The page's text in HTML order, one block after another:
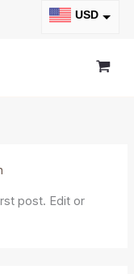
USD
post. Edit or